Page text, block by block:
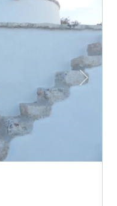
Next